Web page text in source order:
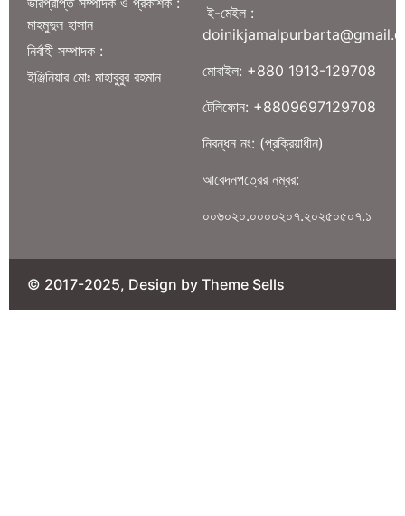
মাহমুদুল হাসান
নির্বাহী সম্পাদক :
ইঞ্জিনিয়ার মোঃ মাহাবুবুর রহমান
ই-মেইল :
মোবাইল: +880 1913-129708
টেলিফোন: +8809697129708
নিবন্ধন নং: (প্রক্রিয়াধীন)
আবেদনপত্রের নম্বর:
০০৬০২০.০০০০২০৭.২০২৫০৫০৭.১
© 2017-2025, Design by Theme Sells